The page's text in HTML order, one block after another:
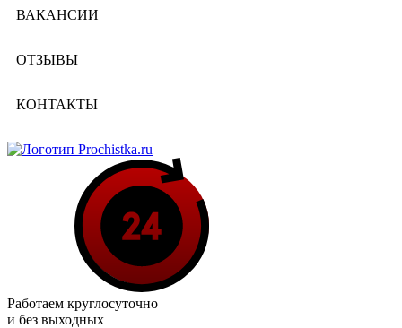
ВАКАНСИИ
ОТЗЫВЫ
КОНТАКТЫ
Работаем круглосуточно
и без выходных